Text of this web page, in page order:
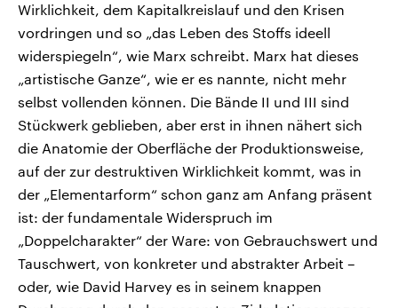
Wirklichkeit, dem Kapitalkreislauf und den Krisen
vordringen und so „das Leben des Stoffs ideell
widerspiegeln“, wie Marx schreibt. Marx hat dieses
„artistische Ganze“, wie er es nannte, nicht mehr
selbst vollenden können. Die Bände II und III sind
Stückwerk geblieben, aber erst in ihnen nähert sich
die Anatomie der Oberfläche der Produktionsweise,
auf der zur destruktiven Wirklichkeit kommt, was in
der „Elementarform“ schon ganz am Anfang präsent
ist: der fundamentale Widerspruch im
„Doppelcharakter“ der Ware: von Gebrauchswert und
Tauschwert, von konkreter und abstrakter Arbeit –
oder, wie David Harvey es in seinem knappen